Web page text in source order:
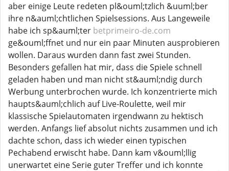
aber einige Leute redeten pl&ouml;tzlich &uuml;ber
ihre n&auml;chtlichen Spielsessions. Aus Langeweile
habe ich sp&auml;ter betprimeiro-de.com
ge&ouml;ffnet und nur ein paar Minuten ausprobieren
wollen. Daraus wurden dann fast zwei Stunden.
Besonders gefallen hat mir, dass die Spiele schnell
geladen haben und man nicht st&auml;ndig durch
Werbung unterbrochen wurde. Ich konzentrierte mich
haupts&auml;chlich auf Live-Roulette, weil mir
klassische Spielautomaten irgendwann zu hektisch
werden. Anfangs lief absolut nichts zusammen und ich
dachte schon, dass ich wieder einen typischen
Pechabend erwischt habe. Dann kam v&ouml;llig
unerwartet eine Serie guter Treffer und ich konnte